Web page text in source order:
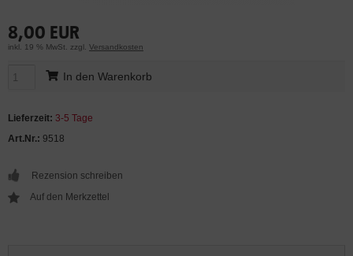
8,00 EUR
inkl. 19 % MwSt. zzgl. Versandkosten
In den Warenkorb
Lieferzeit: 3-5 Tage
Art.Nr.: 9518
Rezension schreiben